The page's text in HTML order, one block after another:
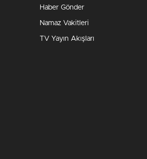
Haber Gönder
Namaz Vakitleri
TV Yayın Akışları